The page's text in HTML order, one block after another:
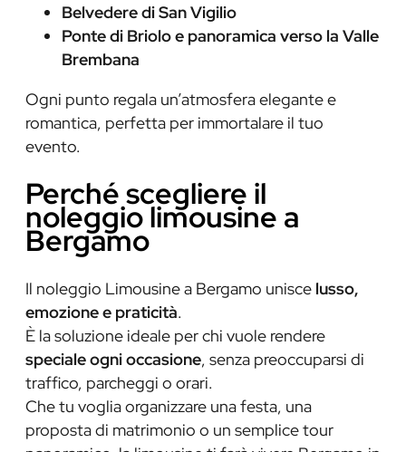
Belvedere di San Vigilio
Ponte di Briolo e panoramica verso la Valle
Brembana
Ogni punto regala un’atmosfera elegante e
romantica, perfetta per immortalare il tuo
evento.
Perché scegliere il
noleggio limousine a
Bergamo
Il noleggio Limousine a Bergamo unisce lusso,
emozione e praticità.
È la soluzione ideale per chi vuole rendere
speciale ogni occasione, senza preoccuparsi di
traffico, parcheggi o orari.
Che tu voglia organizzare una festa, una
proposta di matrimonio o un semplice tour